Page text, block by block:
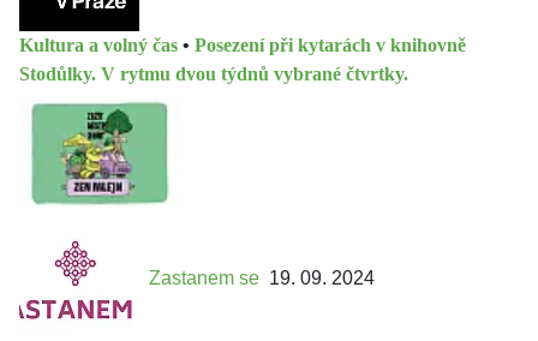
Kultura a volný čas • Posezení při kytarách v knihovně
Stodůlky. V rytmu dvou týdnů vybrané čtvrtky.
Zastanem se 19. 09. 2024